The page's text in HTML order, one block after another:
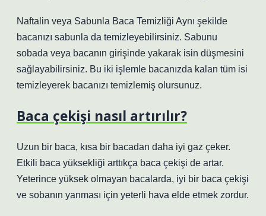
Naftalin veya Sabunla Baca Temizliği Aynı şekilde
bacanızı sabunla da temizleyebilirsiniz. Sabunu
sobada veya bacanın girişinde yakarak isin düşmesini
sağlayabilirsiniz. Bu iki işlemle bacanızda kalan tüm isi
temizleyerek bacanızı temizlemiş olursunuz.
Baca çekişi nasıl artırılır?
Uzun bir baca, kısa bir bacadan daha iyi gaz çeker.
Etkili baca yüksekliği arttıkça baca çekişi de artar.
Yeterince yüksek olmayan bacalarda, iyi bir baca çekişi
ve sobanın yanması için yeterli hava elde etmek zordur.